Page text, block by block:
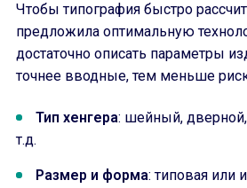
Чтобы типография быстро
предложила оптимальную
достаточно описать параметры
точнее вводные, тем меньше
Тип хенгера: шейный,
т.д.
Размер и форма: типовая или